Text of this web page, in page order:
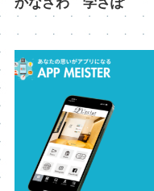
かなざわ 学さぽ